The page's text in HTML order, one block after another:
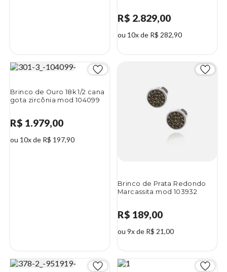
R$ 2.829,00
ou 10x de R$ 282,90
Brinco de Ouro 18k 1/2 cana
gota zircônia mod 104099
R$ 1.979,00
ou 10x de R$ 197,90
Brinco de Prata Redondo
Marcassita mod 103932
R$ 189,00
ou 9x de R$ 21,00